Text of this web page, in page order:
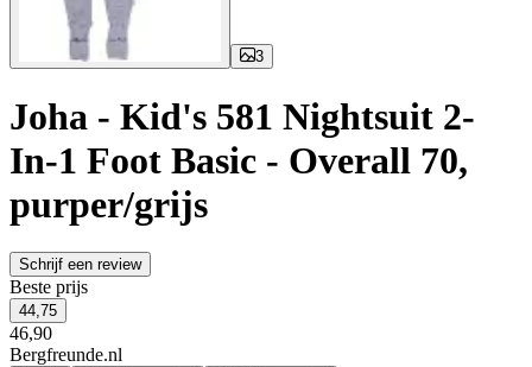
3
Joha - Kid's 581 Nightsuit 2-
In-1 Foot Basic - Overall 70,
purper/grijs
Schrijf een review
Beste prijs
44,75
46,90
Bergfreunde.nl